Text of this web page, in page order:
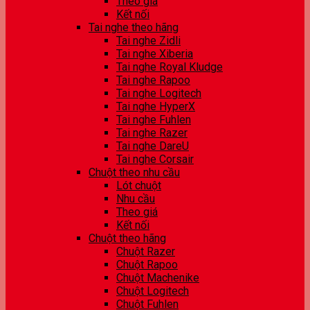
Kết nối
Tai nghe theo hãng
Tai nghe Zidli
Tai nghe Xiberia
Tai nghe Royal Kludge
Tai nghe Rapoo
Tai nghe Logitech
Tai nghe HyperX
Tai nghe Fuhlen
Tai nghe Razer
Tai nghe DareU
Tai nghe Corsair
Chuột theo nhu cầu
Lót chuột
Nhu cầu
Theo giá
Kết nối
Chuột theo hãng
Chuột Razer
Chuột Rapoo
Chuột Machenike
Chuột Logitech
Chuột Fuhlen